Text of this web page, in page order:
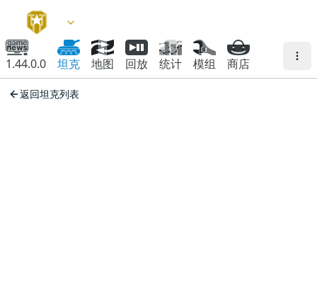
1.44.0.0 坦克 地图 回放 统计 模组 商店
返回坦克列表